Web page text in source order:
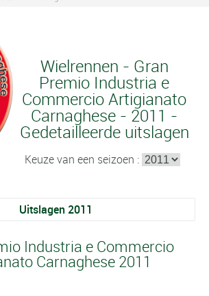
Wielrennen - Gran
Premio Industria e
Commercio Artigianato
Carnaghese - 2011 -
Gedetailleerde uitslagen
Keuze van een seizoen :
Uitslagen 2011
Industria e Commercio
Carnaghese 2011